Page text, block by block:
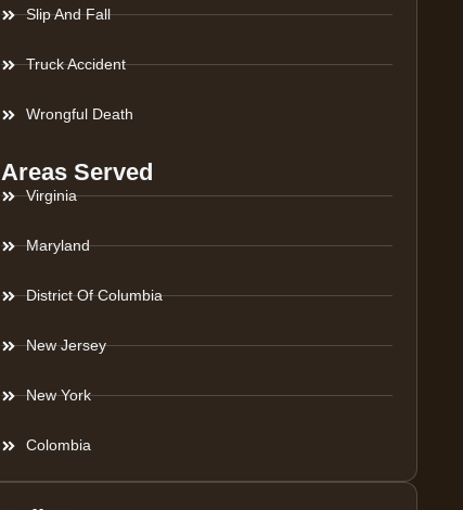
Slip And Fall
Truck Accident
Wrongful Death
Areas Served
Virginia
Maryland
District Of Columbia
New Jersey
New York
Colombia